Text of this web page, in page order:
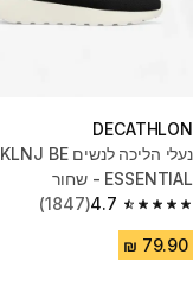
DECATHLON
נעלי הליכה לנשים KLNJ BE
ESSENTIAL - שחור
4.7
4.7 out of 5 stars from 1847 reviews
(1847)